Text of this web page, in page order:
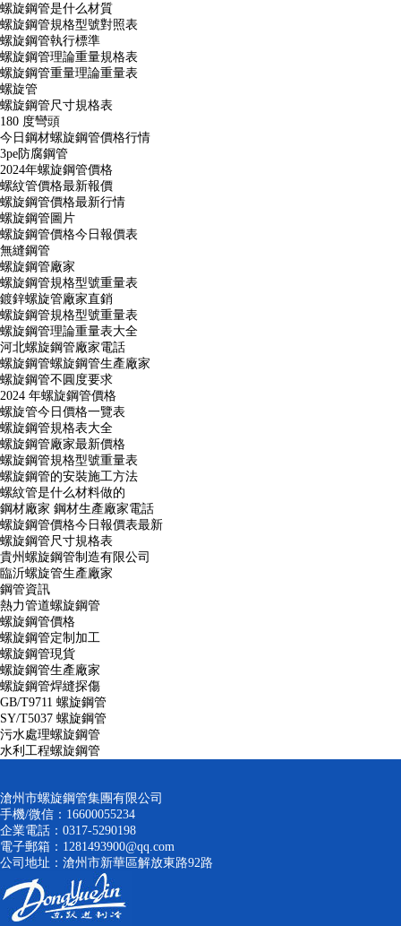
螺旋鋼管是什么材質
螺旋鋼管規格型號對照表
螺旋鋼管執行標準
螺旋鋼管理論重量規格表
螺旋鋼管重量理論重量表
螺旋管
螺旋鋼管尺寸規格表
180 度彎頭
今日鋼材螺旋鋼管價格行情
3pe防腐鋼管
2024年螺旋鋼管價格
螺紋管價格最新報價
螺旋鋼管價格最新行情
螺旋鋼管圖片
螺旋鋼管價格今日報價表
無縫鋼管
螺旋鋼管廠家
螺旋鋼管規格型號重量表
鍍鋅螺旋管廠家直銷
螺旋鋼管規格型號重量表
螺旋鋼管理論重量表大全
河北螺旋鋼管廠家電話
螺旋鋼管螺旋鋼管生產廠家
螺旋鋼管不圓度要求
2024 年螺旋鋼管價格
螺旋管今日價格一覽表
螺旋鋼管規格表大全
螺旋鋼管廠家最新價格
螺旋鋼管規格型號重量表
螺旋鋼管的安裝施工方法
螺紋管是什么材料做的
鋼材廠家 鋼材生產廠家電話
螺旋鋼管價格今日報價表最新
螺旋鋼管尺寸規格表
貴州螺旋鋼管制造有限公司
臨沂螺旋管生產廠家
鋼管資訊
熱力管道螺旋鋼管
螺旋鋼管價格
螺旋鋼管定制加工
螺旋鋼管現貨
螺旋鋼管生產廠家
螺旋鋼管焊縫探傷
GB/T9711 螺旋鋼管
SY/T5037 螺旋鋼管
污水處理螺旋鋼管
水利工程螺旋鋼管
滄州市螺旋鋼管集團有限公司
手機/微信：16600055234
企業電話：0317-5290198
電子郵箱：1281493900@qq.com
公司地址：滄州市新華區解放東路92路